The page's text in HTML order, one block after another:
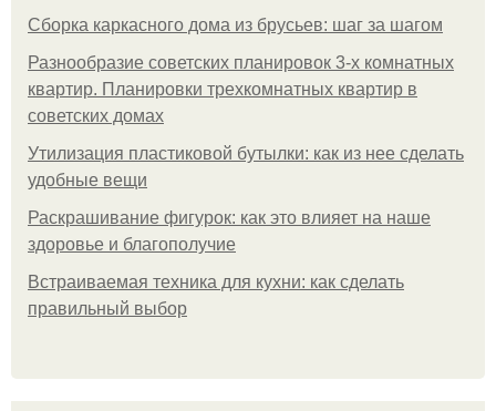
Сборка каркасного дома из брусьев: шаг за шагом
Разнообразие советских планировок 3-х комнатных
квартир. Планировки трехкомнатных квартир в
советских домах
Утилизация пластиковой бутылки: как из нее сделать
удобные вещи
Раскрашивание фигурок: как это влияет на наше
здоровье и благополучие
Встраиваемая техника для кухни: как сделать
правильный выбор